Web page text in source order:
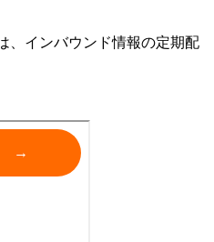
、インバウンド情報の定期配